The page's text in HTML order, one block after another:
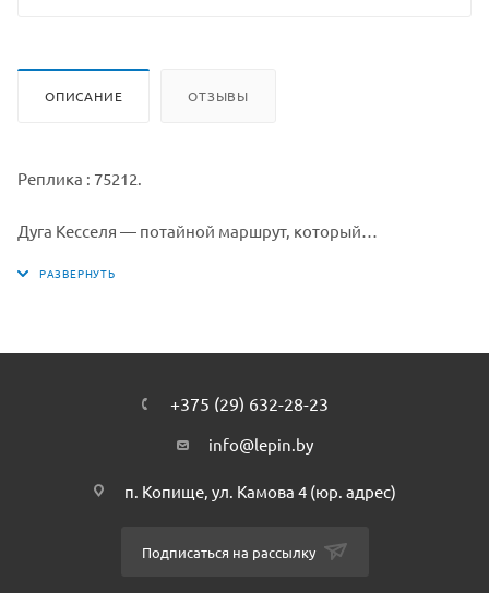
ОПИСАНИЕ ОТЗЫВЫ
Реплика : 75212.
Дуга Кесселя — потайной маршрут, который
удалении от открытых имперских трасс, он не раз
Касселя — далеко не безопасный путь: из-за множества
астероидов часто страдают системы управления
практически вслепую.Lepin.by
+375 (29) 632-28-23
info@lepin.by
п. Копище, ул. Камова 4 (юр. адрес)
Подписаться на рассылку